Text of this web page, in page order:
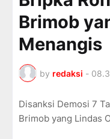
Brimob
Menangis
by redaksi -
Disanksi Demosi 7
Brimob yang Lindas